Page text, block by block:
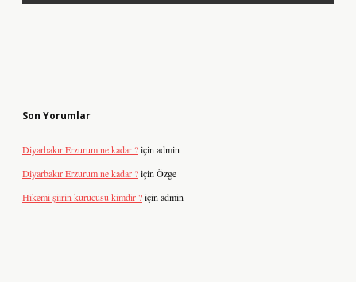
Son Yorumlar
Diyarbakır Erzurum ne kadar ?için admin
Diyarbakır Erzurum ne kadar ?için Özge
Hikemi şiirin kurucusu kimdir ?için admin